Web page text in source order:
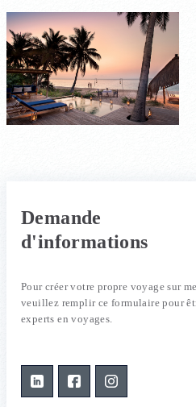
Demande
d'informations
Pour créer votre propre voyage sur
veuillez remplir ce formulaire pour
experts en voyages.